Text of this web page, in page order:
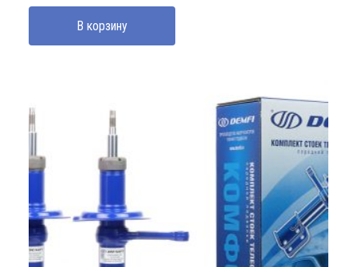
составляла
1700000 UZS.
1050000 UZS.
В корзину